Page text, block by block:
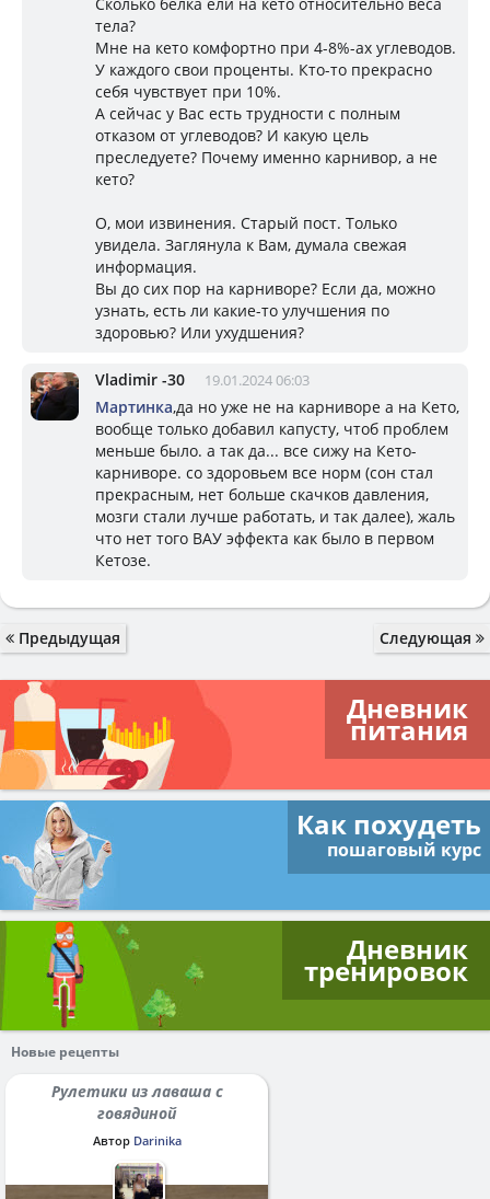
тела?
Мне на кето комфортно при 4-8%-ах углеводов.
У каждого свои проценты. Кто-то прекрасно
себя чувствует при 10%.
А сейчас у Вас есть трудности с полным
отказом от углеводов? И какую цель
преследуете? Почему именно карнивор, а не
кето?
О, мои извинения. Старый пост. Только
увидела. Заглянула к Вам, думала свежая
информация.
Вы до сих пор на карниворе? Если да, можно
узнать, есть ли какие-то улучшения по
здоровью? Или ухудшения?
Vladimir -30 19.01.2024 06:03
Мартинка,да но уже не на карниворе а на Кето,
вообще только добавил капусту, чтоб проблем
меньше было. а так да... все сижу на Кето-
карниворе. со здоровьем все норм (сон стал
прекрасным, нет больше скачков давления,
мозги стали лучше работать, и так далее), жаль
что нет того ВАУ эффекта как было в первом
Кетозе.
Предыдущая Следующая
Дневник
питания
Как похудеть
пошаговый курс
Дневник
тренировок
Новые рецепты
Рулетики из лаваша с
говядиной
Автор Darinika